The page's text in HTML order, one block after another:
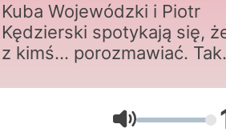
Kuba Wojewódzki i Piotr
Kędzierski spotykają się,
z kimś... porozmawiać. Tak
znasz, posłuchaj.
cię. Nowe odcinki w
Volumen